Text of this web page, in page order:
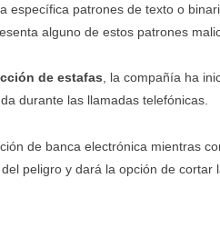
específica patrones de texto o
alguno de estos patrones
de estafas , la compañía ha
durante las llamadas telefónicas.
de banca electrónica mientras
peligro y dará la opción de